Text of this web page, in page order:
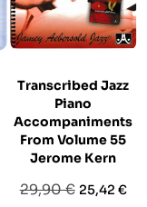
Transcribed Jazz
Piano
Accompaniments
From Volume 55
Jerome Kern
Prezzo
29,90 € Prezzo
25,42 €